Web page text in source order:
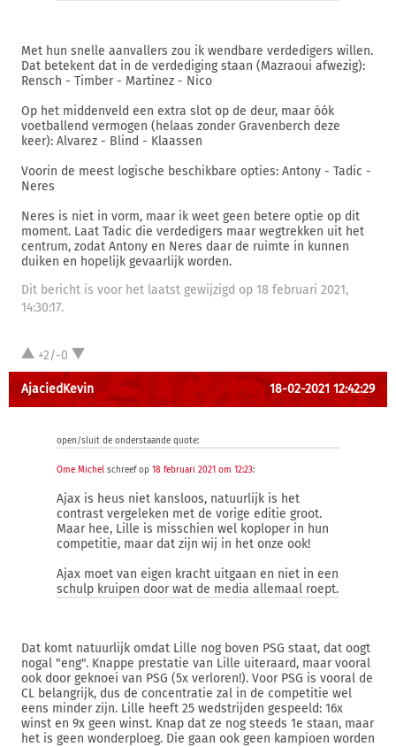
Met hun snelle aanvallers zou ik wendbare verdedigers willen.
Dat betekent dat in de verdediging staan (Mazraoui afwezig):
Rensch - Timber - Martinez - Nico
Op het middenveld een extra slot op de deur, maar óók
voetballend vermogen (helaas zonder Gravenberch deze
keer): Alvarez - Blind - Klaassen
Voorin de meest logische beschikbare opties: Antony - Tadic -
Neres
Neres is niet in vorm, maar ik weet geen betere optie op dit
moment. Laat Tadic die verdedigers maar wegtrekken uit het
centrum, zodat Antony en Neres daar de ruimte in kunnen
duiken en hopelijk gevaarlijk worden.
Dit bericht is voor het laatst gewijzigd op 18 februari 2021,
14:30:17.
+2/-0
AjaciedKevin 18-02-2021 12:42:29
open/sluit de onderstaande quote:
Ome Michel schreef op 18 februari 2021 om 12:23:
Ajax is heus niet kansloos, natuurlijk is het
contrast vergeleken met de vorige editie groot.
Maar hee, Lille is misschien wel koploper in hun
competitie, maar dat zijn wij in het onze ook!
Ajax moet van eigen kracht uitgaan en niet in een
schulp kruipen door wat de media allemaal roept.
Dat komt natuurlijk omdat Lille nog boven PSG staat, dat oogt
nogal "eng". Knappe prestatie van Lille uiteraard, maar vooral
ook door geknoei van PSG (5x verloren!). Voor PSG is vooral de
CL belangrijk, dus de concentratie zal in de competitie wel
eens minder zijn. Lille heeft 25 wedstrijden gespeeld: 16x
winst en 9x geen winst. Knap dat ze nog steeds 1e staan, maar
het is geen wonderploeg. Die gaan ook geen kampioen worden